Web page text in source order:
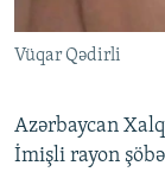
Vüqar Qədirli
Azərbaycan
İmişli rayon